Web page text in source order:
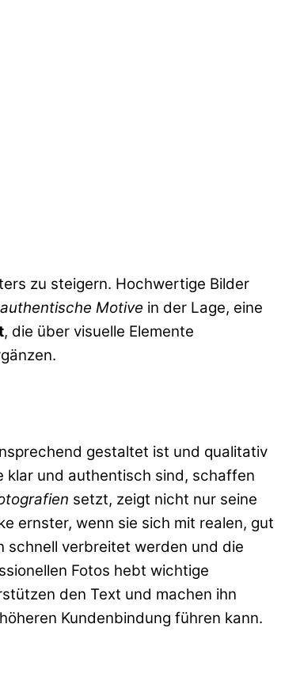
zu steigern. Hochwertige Bilder
authentische Motive in der Lage, eine
, die über visuelle Elemente
gestaltet ist und qualitativ
klar und authentisch sind, schaffen
setzt, zeigt nicht nur seine
ernster, wenn sie sich mit realen, gut
schnell verbreitet werden und die
Fotos hebt wichtige
den Text und machen ihn
Kundenbindung führen kann.